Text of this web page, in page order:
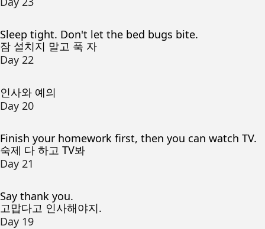
Sleep tight. Don't let the bed bugs bite.
잠 설치지 말고 푹 자
Day 22
인사와 예의
Day 20
Finish your homework first, then you can watch TV.
숙제 다 하고 TV봐
Day 21
Say thank you.
고맙다고 인사해야지.
Day 19